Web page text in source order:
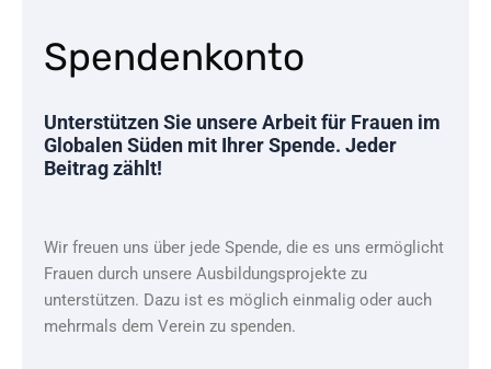
Spendenkonto
Unterstützen Sie unsere Arbeit für Frauen im
Globalen Süden mit Ihrer Spende. Jeder
Beitrag zählt!
Wir freuen uns über jede Spende, die es uns ermöglicht
Frauen durch unsere Ausbildungsprojekte zu
unterstützen. Dazu ist es möglich einmalig oder auch
mehrmals dem Verein zu spenden.